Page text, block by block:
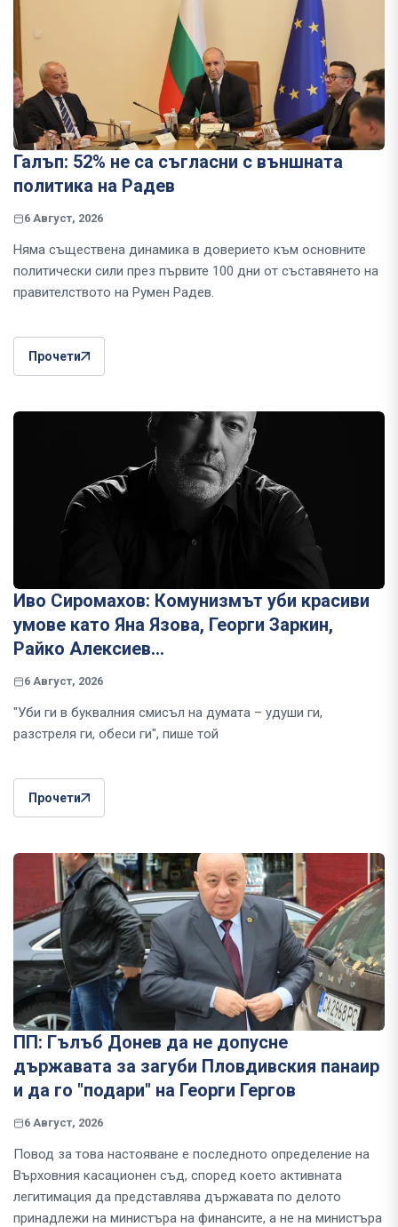
Галъп: 52% не са съгласни с външната
политика на Радев
6 Август, 2026
Няма съществена динамика в доверието към основните
политически сили през първите 100 дни от съставянето на
правителството на Румен Радев.
Прочети
Иво Сиромахов: Комунизмът уби красиви
умове като Яна Язова, Георги Заркин,
Райко Алексиев...
6 Август, 2026
"Уби ги в буквалния смисъл на думата – удуши ги,
разстреля ги, обеси ги", пише той
Прочети
ПП: Гълъб Донев да не допусне
държавата за загуби Пловдивския панаир
и да го "подари" на Георги Гергов
6 Август, 2026
Повод за това настояване е последното определение на
Върховния касационен съд, според което активната
легитимация да представлява държавата по делото
принадлежи на министъра на финансите, а не на министъра